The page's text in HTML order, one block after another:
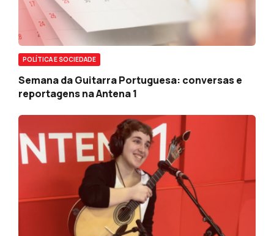
POLÍTICA E SOCIEDADE
Semana da Guitarra Portuguesa: conversas e
reportagens na Antena 1